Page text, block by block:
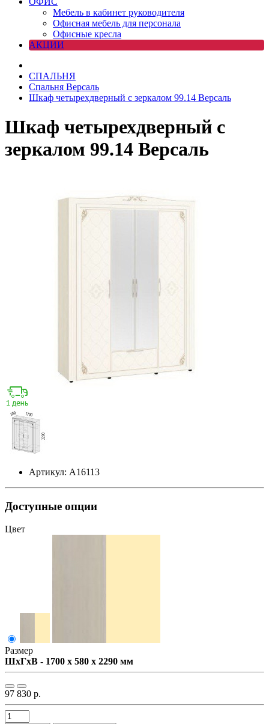
Мебель в кабинет руководителя
Офисная мебель для персонала
Офисные кресла
АКЦИИ
СПАЛЬНЯ
Спальня Версаль
Шкаф четырехдверный с зеркалом 99.14 Версаль
Шкаф четырехдверный с
зеркалом 99.14 Версаль
Артикул: А16113
Доступные опции
Цвет
Размер
ШxГxВ - 1700 x 580 x 2290 мм
97 830 р.